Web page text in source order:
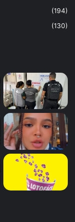
(194)
(130)